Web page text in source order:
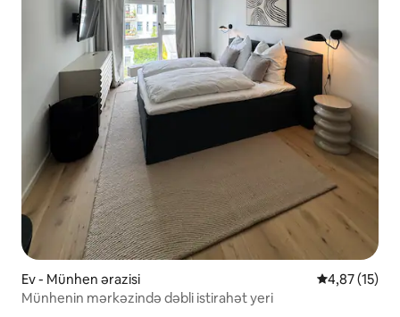
Ev - Münhen ərazisi Ortalama
4,87 (15)
Münhenin mərkəzində dəbli istirahət yeri